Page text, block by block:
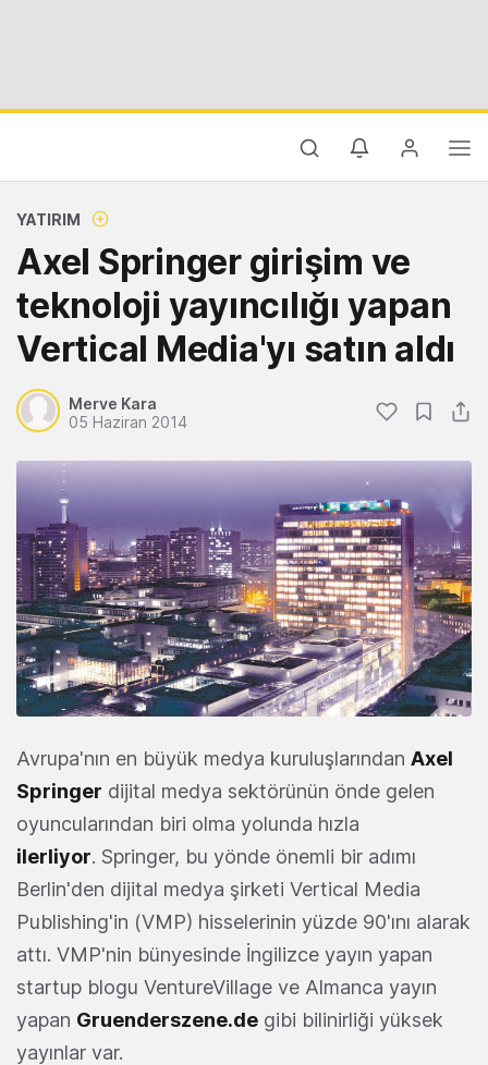
YATIRIM
Axel Springer girişim ve
teknoloji yayıncılığı yapan
Vertical Media'yı satın aldı
Merve Kara
05 Haziran 2014
Avrupa'nın en büyük medya kuruluşlarından Axel
Springer dijital medya sektörünün önde gelen
oyuncularından biri olma yolunda hızla
ilerliyor. Springer, bu yönde önemli bir adımı
Berlin'den dijital medya şirketi Vertical Media
Publishing'in (VMP) hisselerinin yüzde 90'ını alarak
attı. VMP'nin bünyesinde İngilizce yayın yapan
startup blogu VentureVillage ve Almanca yayın
yapan Gruenderszene.de gibi bilinirliği yüksek
yayınlar var.